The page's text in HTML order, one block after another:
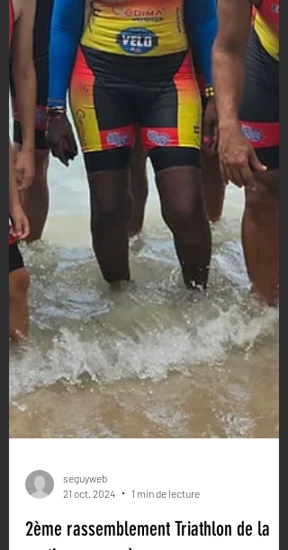
seguyweb
21 oct. 2024
1 min de lecture